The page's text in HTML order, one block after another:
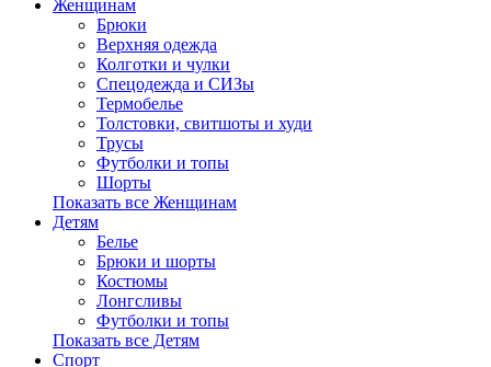
Женщинам
Брюки
Верхняя одежда
Колготки и чулки
Спецодежда и СИЗы
Термобелье
Толстовки, свитшоты и худи
Трусы
Футболки и топы
Шорты
Показать все Женщинам
Детям
Белье
Брюки и шорты
Костюмы
Лонгсливы
Футболки и топы
Показать все Детям
Спорт